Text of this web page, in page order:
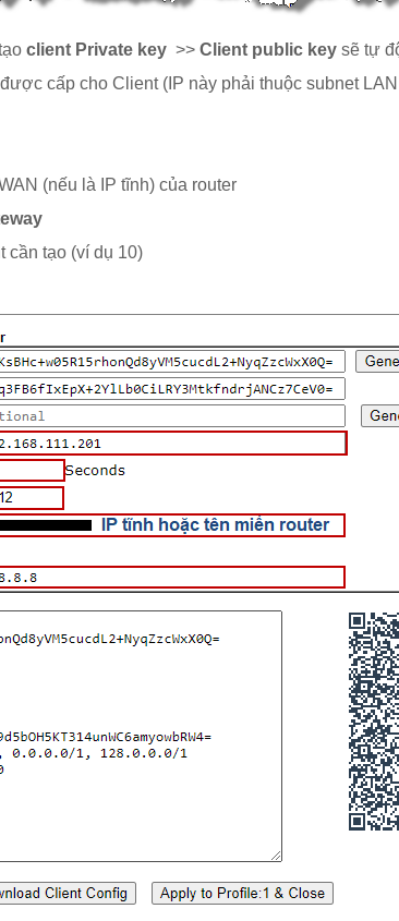
client Private key >> Client public key sẽ tự
cấp cho Client (IP này phải thuộc subnet
(nếu là IP tĩnh) của router
cần tạo (ví dụ 10)